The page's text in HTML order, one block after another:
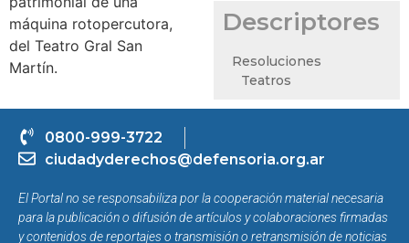
máquina rotopercutora,
del Teatro Gral San
Martín.
Descriptores
Resoluciones
Teatros
0800-999-3722
ciudadyderechos@defensoria.org.ar
El Portal no se responsabiliza por la cooperación material necesaria
para la publicación o difusión de artículos y colaboraciones firmadas
y contenidos de reportajes o transmisión o retransmisión de noticias